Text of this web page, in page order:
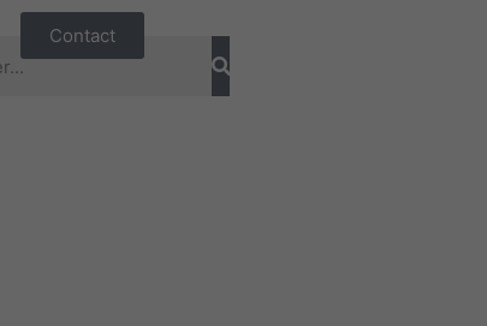
Contact